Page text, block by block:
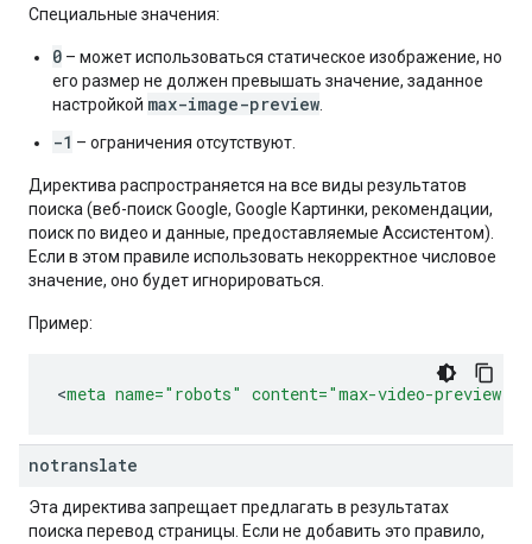
Специальные значения:
0 – может использоваться статическое изображение, но
его размер не должен превышать значение, заданное
настройкой max-image-preview
-1 – ограничения отсутствуют.
Директива распространяется на все виды результатов
поиска (веб-поиск Google, Google Картинки, рекомендации,
поиск по видео и данные, предоставляемые Ассистентом).
Если в этом правиле использовать некорректное числовое
значение, оно будет игнорироваться.
Пример:
<meta name="robots" content="max-video-preview:-
notranslate
Эта директива запрещает предлагать в результатах
поиска перевод страницы. Если не добавить это правило,